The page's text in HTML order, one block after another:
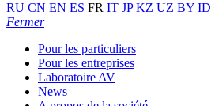
RU CN EN ES FR IT JPKZ UZ BY ID
Fermer
Pour les particuliers
Pour les entreprises
Laboratoire AV
News